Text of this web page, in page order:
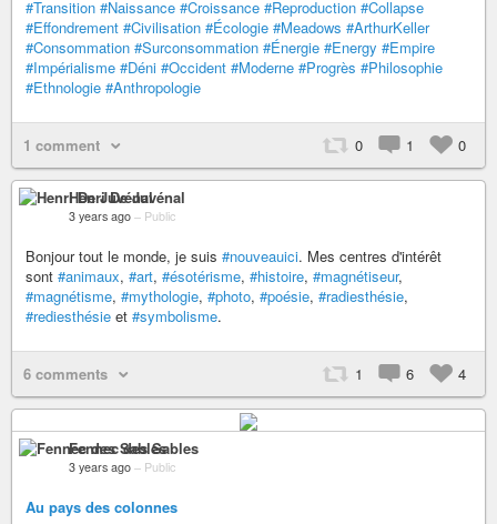
#Transition #Naissance #Croissance #Reproduction #Collapse
#Effondrement #Civilisation #Écologie #Meadows #ArthurKeller
#Consommation #Surconsommation #Énergie #Energy #Empire
#Impérialisme #Déni #Occident #Moderne #Progrès #Philosophie
#Ethnologie #Anthropologie
1 comment 0 1 0
Henri De Juvénal
3 years ago – Public
Bonjour tout le monde, je suis #nouveauici. Mes centres d'intérêt
sont #animaux, #art, #ésotérisme, #histoire, #magnétiseur,
#magnétisme, #mythologie, #photo, #poésie, #radiesthésie,
#rediesthésie et #symbolisme.
6 comments 1 6 4
Fennec des Sables
3 years ago – Public
Au pays des colonnes